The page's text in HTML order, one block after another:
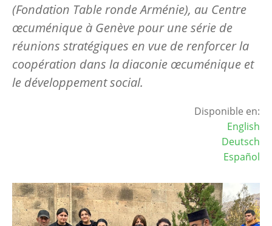
(Fondation Table ronde Arménie), au Centre
œcuménique à Genève pour une série de
réunions stratégiques en vue de renforcer la
coopération dans la diaconie œcuménique et
le développement social.
Disponible en:
English
Deutsch
Español
Image